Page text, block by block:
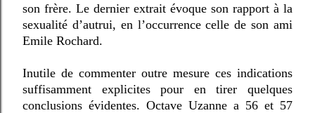
son frère. Le dernier extrait évoque son rapport à la
sexualité d’autrui, en l’occurrence celle de son ami
Emile Rochard.
Inutile de commenter outre mesure ces indications
suffisamment explicites pour en tirer quelques
conclusions évidentes. Octave Uzanne a 56 et 57